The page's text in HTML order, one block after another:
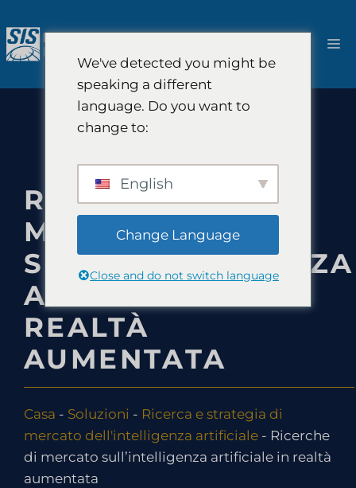
al
contenuto
RICERCHE DI
MERCATO
SULL’INTELLIGENZA
ARTIFICIALE IN
REALTÀ
AUMENTATA
Casa - Soluzioni - Ricerca e strategia di
mercato dell'intelligenza artificiale - Ricerche
di mercato sull’intelligenza artificiale in realtà
aumentata
We've detected you might be
speaking a different
language. Do you want to
change to:
English
Change Language
Close and do not switch language